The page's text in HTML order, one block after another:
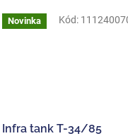
Novinka
Infra tank T-34/85
Kód: